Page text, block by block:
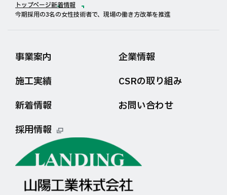
トップページ新着情報
今期採用の3名の女性技術者で、現場の働き方改革を推進
事業案内
企業情報
施工実績
CSRの取り組み
新着情報
お問い合わせ
採用情報